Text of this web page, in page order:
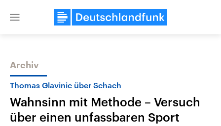
Close
Themen
Archiv
Thomas Glavinic über Schach
Wahnsinn mit Methode – Versuch
über einen unfassbaren Sport